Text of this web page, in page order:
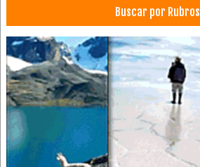
Buscar por Rubros